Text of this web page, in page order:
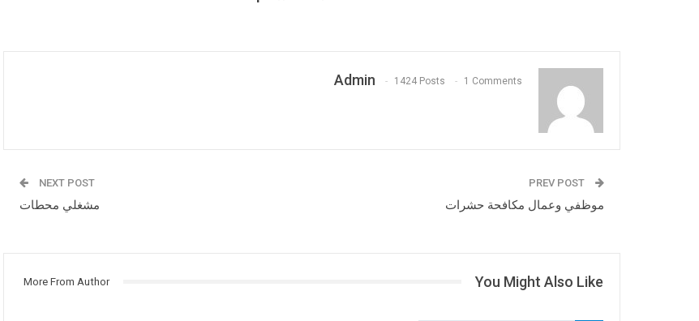
Admin 1424 Posts 1 Comments
موظفي وعمال مكافحة حشرات
NEXT POST
مشغلي محطات
You Might Also Like
More From Author